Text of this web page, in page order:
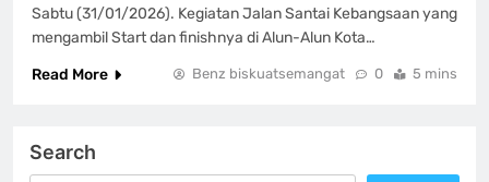
Sabtu (31/01/2026). Kegiatan Jalan Santai Kebangsaan yang
mengambil Start dan finishnya di Alun-Alun Kota…
Read More
Benz biskuatsemangat 0 5 mins
Search